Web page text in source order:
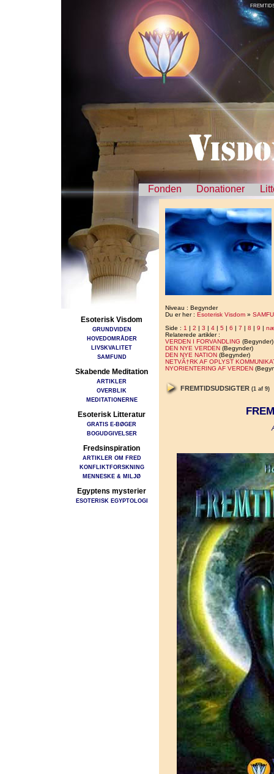
Fonden Donationer
Esoterisk Visdom
GRUNDVIDEN
HOVEDOMRÅDER
LIVSKVALITET
SAMFUND
Skabende Meditation
ARTIKLER
OVERBLIK
MEDITATIONERNE
Esoterisk Litteratur
GRATIS E-BØGER
BOGUDGIVELSER
Fredsinspiration
ARTIKLER OM FRED
KONFLIKTFORSKNING
MENNESKE & MILJØ
Egyptens mysterier
ESOTERISK EGYPTOLOGI
Niveau : Begynder
Du er her : Esoterisk Visdom »
Side : 1 | 2 | 3 | 4 | 5 | 6 | 7 | 8 | 9 |
Relaterede artikler :
VERDEN I FORVANDLING (Begynder)
DEN NYE VERDEN (Begynder)
DEN NYE NATION (Begynder)
NETVÃ†RK AF OPLYST
NYORIENTERING AF VERDEN
FREMTIDSUDSIGTER (1 af 9)